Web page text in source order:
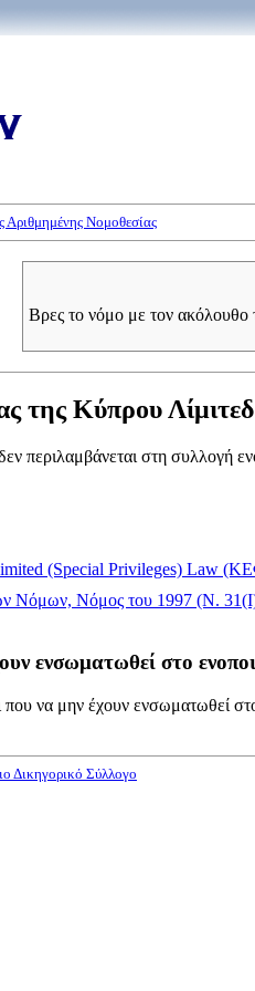
Αριθμημένης Νομοθεσίας
Βρες το νόμο με τον ακόλουθο
της Κύπρου
περιλαμβάνεται στη συλλογή
(Special Privileges) Law
Νόμων, Νόμος του 1997 (Ν.
ενσωματωθεί στο
που να μην έχουν ενσωματωθεί
Δικηγορικό Σύλλογο